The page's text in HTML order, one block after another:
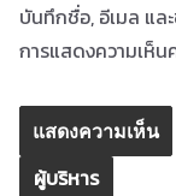
บันทึกชื่อ, อีเมล แล
การแสดงความเห็น
ผู้บริหาร